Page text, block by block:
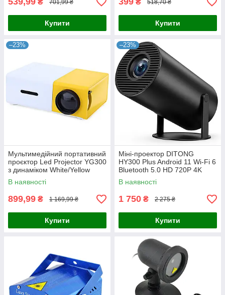
₴ 701,99 ₴
Купити
₴ 518,70 ₴
Купити
–23%
Мультимедійний портативний
проєктор Led Projector YG300
з динаміком White/Yellow
(4207)
В наявності
899,99 ₴ 1 169,99 ₴
Купити
–23%
Міні-проектор DITONG
HY300 Plus Android 11 Wi-Fi 6
Bluetooth 5.0 HD 720P 4K
Black
В наявності
1 750 ₴ 2 275 ₴
Купити